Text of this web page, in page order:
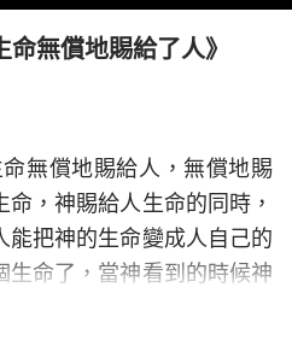
無償地賜給了人》
償地賜給人，無償地賜
，神賜給人生命的同時，
能把神的生命變成人自己的
生命了，當神看到的時候神
求。人從神那兒得到的是